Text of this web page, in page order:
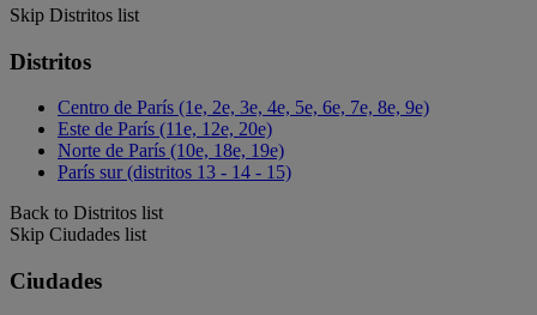
Skip Distritos list
Distritos
Centro de París (1e, 2e, 3e, 4e, 5e, 6e, 7e, 8e, 9e)
Este de París (11e, 12e, 20e)
Norte de París (10e, 18e, 19e)
París sur (distritos 13 - 14 - 15)
Back to Distritos list
Skip Ciudades list
Ciudades